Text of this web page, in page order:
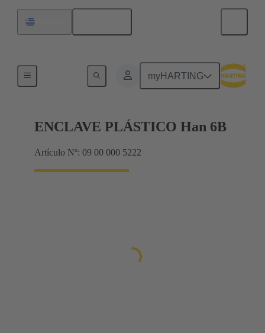
myHARTING
Sistemas de bloqueo
ENCLAVE PLÁSTICO Han 6B
Artículo Nº: 09 00 000 5222